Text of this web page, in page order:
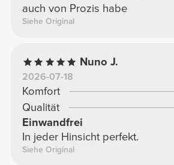
auch von Prozis habe
Siehe Original
Nuno J.
2026-07-18
Komfort
Qualität
Einwandfrei
In jeder Hinsicht perfekt.
Siehe Original